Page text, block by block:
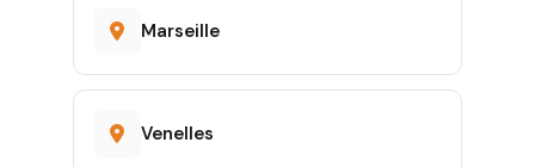
Marseille
Venelles